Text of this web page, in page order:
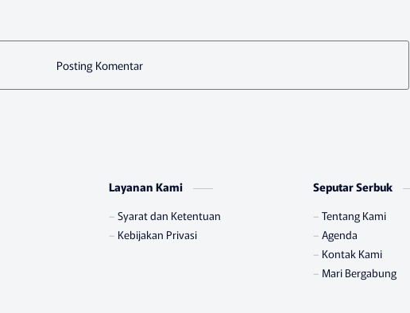
Posting Komentar
Layanan Kami
Syarat dan Ketentuan
Kebijakan Privasi
Seputar Serbuk
Tentang Kami
Agenda
Kontak Kami
Mari Bergabung